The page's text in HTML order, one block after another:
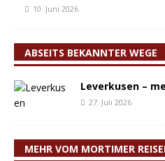
10. Juni 2026
ABSEITS BEKANNTER WEGE
Leverkusen –
27. Juli 2026
MEHR VOM MORTIMER